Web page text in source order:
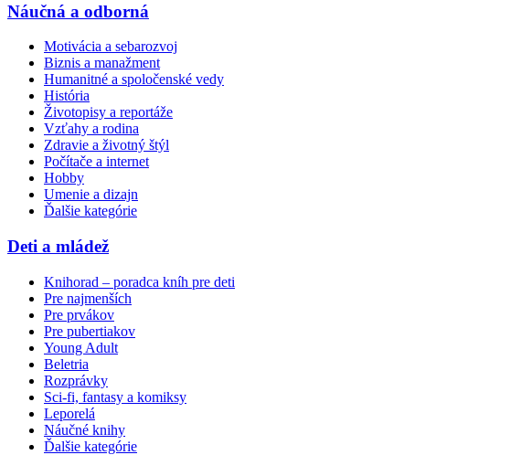
Náučná a odborná
Motivácia a sebarozvoj
Biznis a manažment
Humanitné a spoločenské vedy
História
Životopisy a reportáže
Vzťahy a rodina
Zdravie a životný štýl
Počítače a internet
Hobby
Umenie a dizajn
Ďalšie kategórie
Deti a mládež
Knihorad – poradca kníh pre deti
Pre najmenších
Pre prvákov
Pre pubertiakov
Young Adult
Beletria
Rozprávky
Sci-fi, fantasy a komiksy
Leporelá
Náučné knihy
Ďalšie kategórie